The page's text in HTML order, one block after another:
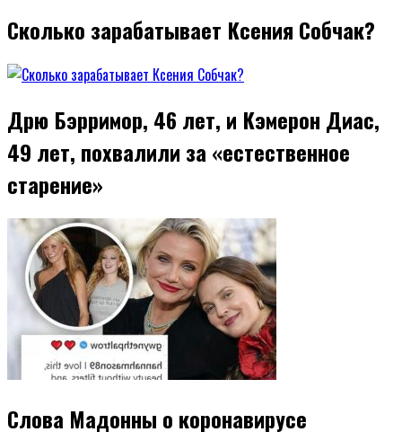
Сколько зарабатывает Ксения Собчак?
Дрю Бэрримор, 46 лет, и Кэмерон Диас,
49 лет, похвалили за «естественное
старение»
Слова Мадонны о коронавирусе